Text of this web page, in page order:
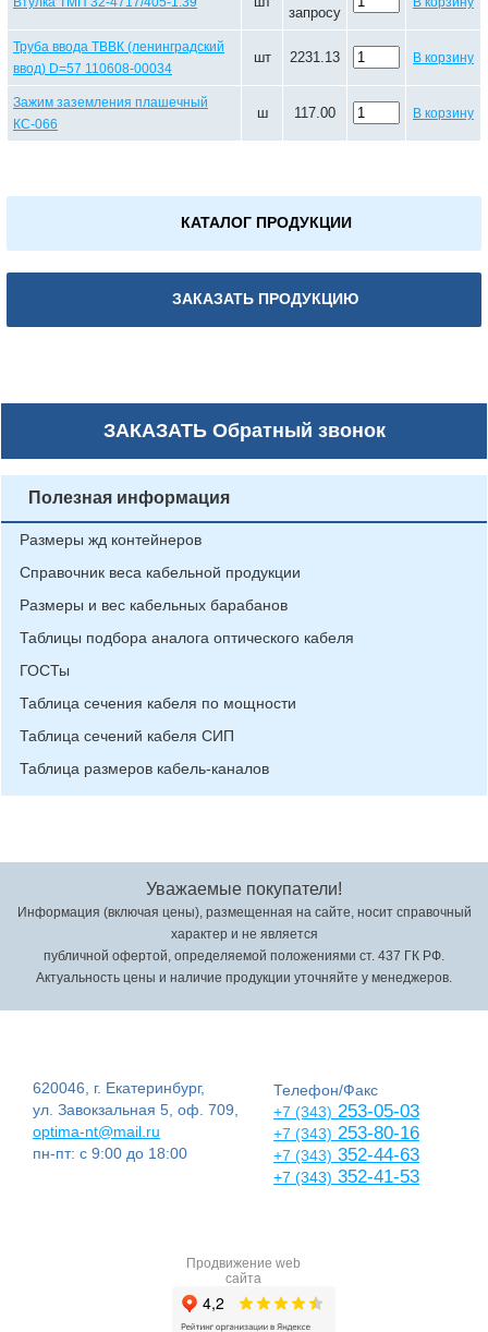
запросу
Труба ввода ТВВК (ленинградский
ввод) D=57 110608-00034
шт 2231.13 В корзину
Зажим заземления плашечный
КС-066
ш 117.00 В корзину
КАТАЛОГ ПРОДУКЦИИ
ЗАКАЗАТЬ ПРОДУКЦИЮ
ЗАКАЗАТЬОбратный звонок
Полезная информация
Размеры жд контейнеров
Справочник веса кабельной продукции
Размеры и вес кабельных барабанов
Таблицы подбора аналога оптического кабеля
ГОСТы
Таблица сечения кабеля по мощности
Таблица сечений кабеля СИП
Таблица размеров кабель-каналов
Уважаемые покупатели!
Информация (включая цены), размещенная на сайте, носит справочный
характер и не является
публичной офертой, определяемой положениями ст. 437 ГК РФ.
Актуальность цены и наличие продукции уточняйте у менеджеров.
620046, г. Екатеринбург,
ул. Завокзальная 5, оф. 709,
optima-nt@mail.ru
пн-пт: с 9:00 до 18:00
Телефон/Факс
+7 (343) 253-05-03
+7 (343) 253-80-16
+7 (343) 352-44-63
+7 (343) 352-41-53
Продвижение web
сайта